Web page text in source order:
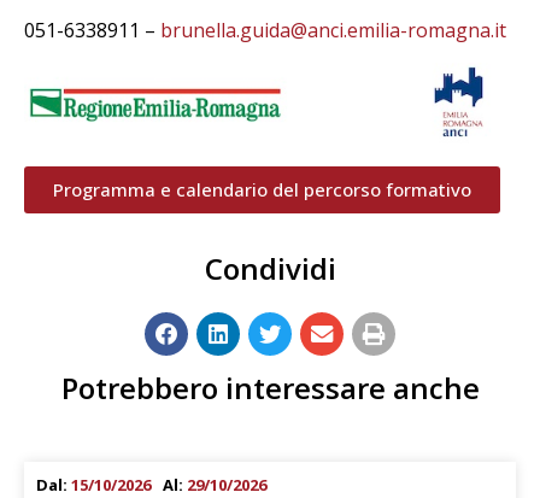
051-6338911 – brunella.guida@anci.emilia-romagna.it
Programma e calendario del percorso formativo
Condividi
Potrebbero interessare anche
Dal: 15/10/2026 Al: 29/10/2026